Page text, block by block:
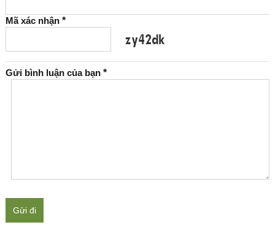
Mã xác nhận *
Gửi bình luận của bạn *
Gửi đi